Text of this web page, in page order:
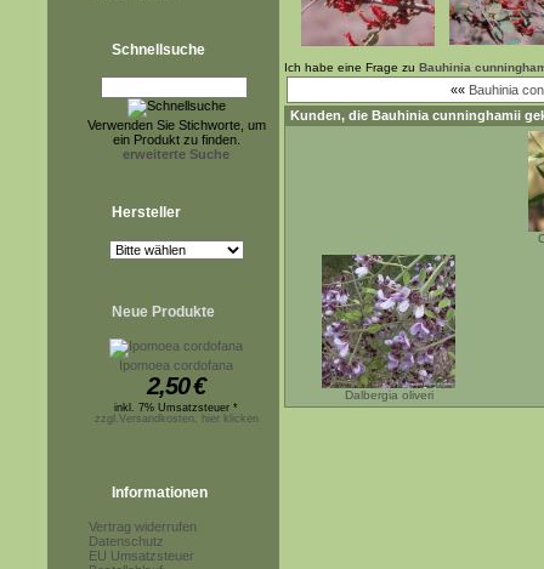
Schnellsuche
Verwenden Sie Stichworte, um
ein Produkt zu finden.
erweiterte Suche
Hersteller
Neue Produkte
Ipomoea cordofana
2,50€
inkl. 7% Umsatzsteuer *
zzgl.Versandkosten, hier klicken
Informationen
Vertrag widerrufen
Datenschutz
EU Umsatzsteuer
Ich habe eine Frage zu Bauhinia
«« Bauhinia
Kunden, die Bauhinia cunninghamii
Dalbergia oliveri